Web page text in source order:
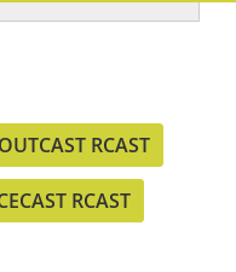
RCAST
RCAST